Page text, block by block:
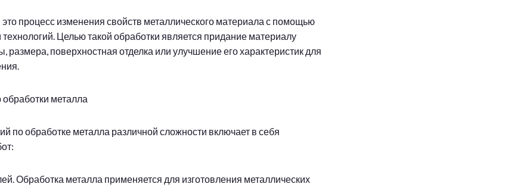
процесс изменения свойств металлического материала с помощью
Целью такой обработки является придание материалу
поверхностная отделка или улучшение его характеристик для
металла
по обработке металла различной сложности включает в себя
Обработка металла применяется для изготовления металлических